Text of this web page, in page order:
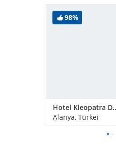
98%
Hotel
Alanya, Türkei